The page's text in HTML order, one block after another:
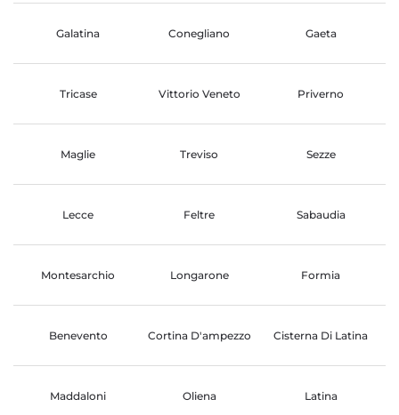
Galatina Conegliano Gaeta
Tricase Vittorio Veneto Priverno
Maglie Treviso Sezze
Lecce Feltre Sabaudia
Montesarchio Longarone Formia
Benevento Cortina D'ampezzo Cisterna Di Latina
Maddaloni Oliena Latina